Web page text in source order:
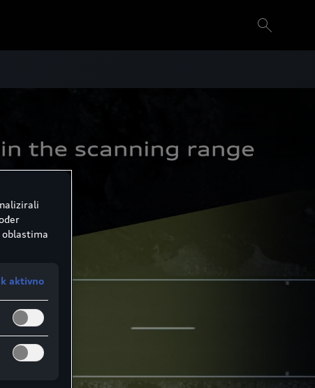
oblastima
aktivno